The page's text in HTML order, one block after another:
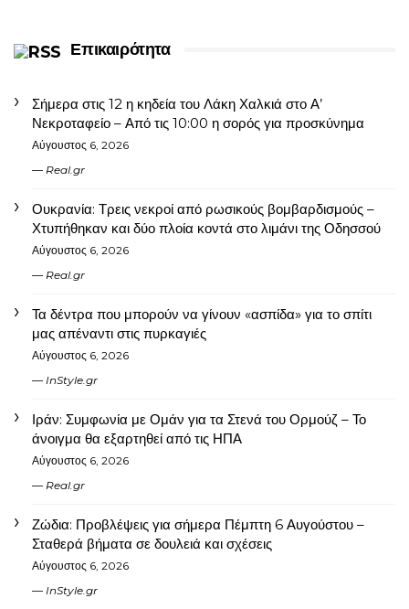
Επικαιρότητα
Σήμερα στις 12 η κηδεία του Λάκη Χαλκιά στο Α’
Νεκροταφείο – Από τις 10:00 η σορός για προσκύνημα
Αύγουστος 6, 2026
Real.gr
Ουκρανία: Τρεις νεκροί από ρωσικούς βομβαρδισμούς –
Χτυπήθηκαν και δύο πλοία κοντά στο λιμάνι της Οδησσού
Αύγουστος 6, 2026
Real.gr
Τα δέντρα που μπορούν να γίνουν «ασπίδα» για το σπίτι
μας απέναντι στις πυρκαγιές
Αύγουστος 6, 2026
InStyle.gr
Ιράν: Συμφωνία με Ομάν για τα Στενά του Ορμούζ – Το
άνοιγμα θα εξαρτηθεί από τις ΗΠΑ
Αύγουστος 6, 2026
Real.gr
Ζώδια: Προβλέψεις για σήμερα Πέμπτη 6 Αυγούστου –
Σταθερά βήματα σε δουλειά και σχέσεις
Αύγουστος 6, 2026
InStyle.gr